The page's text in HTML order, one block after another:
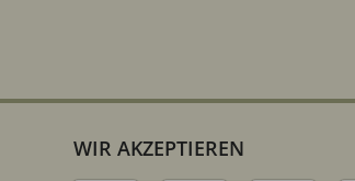
WIR AKZEPTIEREN